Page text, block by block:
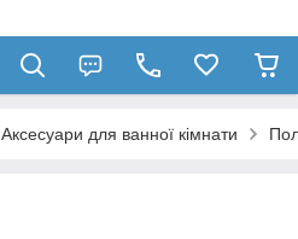
Аксесуари для ванної кімнати